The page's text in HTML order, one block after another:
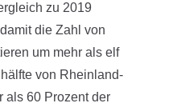
zu 2019
die Zahl von
um mehr als elf
von Rheinland-
als 60 Prozent der